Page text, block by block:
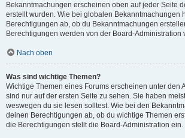
Bekanntmachungen erscheinen oben auf jeder Seite
erstellt wurden. Wie bei globalen Bekanntmachungen
Berechtigungen ab, ob du Bekanntmachungen
Berechtigungen werden von der Board-Administration
Nach oben
Was sind wichtige Themen?
Wichtige Themen eines Forums erscheinen unter den
sind nur auf der ersten Seite zu sehen. Sie haben
weswegen du sie lesen solltest. Wie bei den
deinen Berechtigungen ab, ob du wichtige Themen
die Berechtigungen stellt die Board-Administration ein.